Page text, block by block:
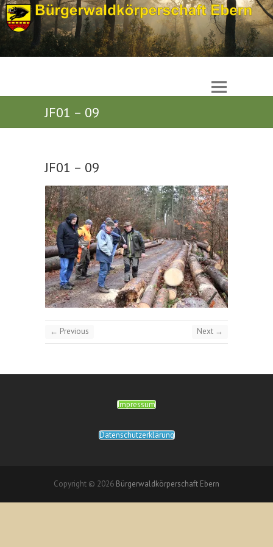
JF01 – 09
JF01 – 09
← Previous Next →
Impressum
Datenschutzerklärung
Copyright © 2026 Bürgerwaldkörperschaft Ebern